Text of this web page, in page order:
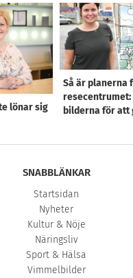
lönar sig
Så är planerna
resecentrumet:
bilderna för att
SNABBLÄNKAR
Startsidan
Nyheter
Kultur & Nöje
Näringsliv
Sport & Hälsa
Vimmelbilder